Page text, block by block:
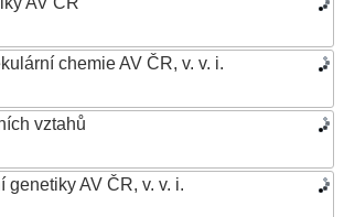
chemie AV ČR, v. v. i.
vztahů
genetiky AV ČR, v. v. i.